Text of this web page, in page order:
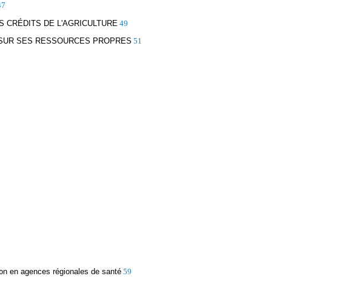
CRÉDITS DE L'AGRICULTURE 49
SES RESSOURCES PROPRES 51
en agences régionales de santé 59